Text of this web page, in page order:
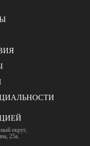
округ,
25а.